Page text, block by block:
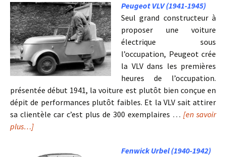
Peugeot VLV (1941-1945)
Seul grand constructeur à
proposer une voiture
électrique sous
l’occupation, Peugeot crée
la VLV dans les premières
heures de l’occupation.
présentée début 1941, la voiture est plutôt bien conçue en
dépit de performances plutôt faibles. Et la VLV sait attirer
sa clientèle car c’est plus de 300 exemplaires … [en savoir
plus…]
Fenwick Urbel (1940-1942)